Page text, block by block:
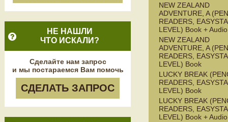
НЕ НАШЛИ
ЧТО ИСКАЛИ?
Сделайте нам запрос
и мы постараемся Вам помочь
СДЕЛАТЬ ЗАПРОС
NEW ZEALAND
ADVENTURE, A
READERS,
LEVEL) Book +
NEW ZEALAND
ADVENTURE, A
READERS,
LEVEL) Book
LUCKY BREAK
READERS,
LEVEL) Book
LUCKY BREAK
READERS,
LEVEL) Book +